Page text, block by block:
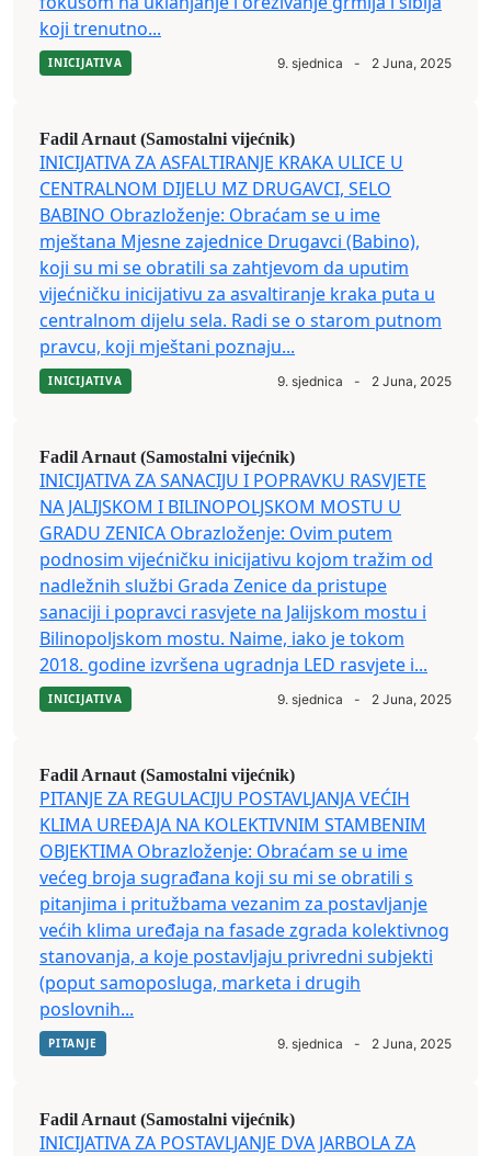
koji trenutno...
INICIJATIVA 9. sjednica - 2 Juna, 2025
Fadil Arnaut (Samostalni vijećnik)
INICIJATIVA ZA ASFALTIRANJE KRAKA ULICE U
CENTRALNOM DIJELU MZ DRUGAVCI, SELO
BABINO Obrazloženje: Obraćam se u ime
mještana Mjesne zajednice Drugavci (Babino),
koji su mi se obratili sa zahtjevom da uputim
vijećničku inicijativu za asvaltiranje kraka puta u
centralnom dijelu sela. Radi se o starom putnom
pravcu, koji mještani poznaju...
INICIJATIVA 9. sjednica - 2 Juna, 2025
Fadil Arnaut (Samostalni vijećnik)
INICIJATIVA ZA SANACIJU I POPRAVKU RASVJETE
NA JALIJSKOM I BILINOPOLJSKOM MOSTU U
GRADU ZENICA Obrazloženje: Ovim putem
podnosim vijećničku inicijativu kojom tražim od
nadležnih službi Grada Zenice da pristupe
sanaciji i popravci rasvjete na Jalijskom mostu i
Bilinopoljskom mostu. Naime, iako je tokom
2018. godine izvršena ugradnja LED rasvjete i...
INICIJATIVA 9. sjednica - 2 Juna, 2025
Fadil Arnaut (Samostalni vijećnik)
PITANJE ZA REGULACIJU POSTAVLJANJA VEĆIH
KLIMA UREĐAJA NA KOLEKTIVNIM STAMBENIM
OBJEKTIMA Obrazloženje: Obraćam se u ime
većeg broja sugrađana koji su mi se obratili s
pitanjima i pritužbama vezanim za postavljanje
većih klima uređaja na fasade zgrada kolektivnog
stanovanja, a koje postavljaju privredni subjekti
(poput samoposluga, marketa i drugih
poslovnih...
PITANJE 9. sjednica - 2 Juna, 2025
Fadil Arnaut (Samostalni vijećnik)
INICIJATIVA ZA POSTAVLJANJE DVA JARBOLA ZA